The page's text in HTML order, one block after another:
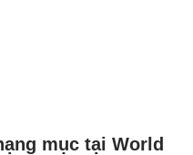
mục tại World